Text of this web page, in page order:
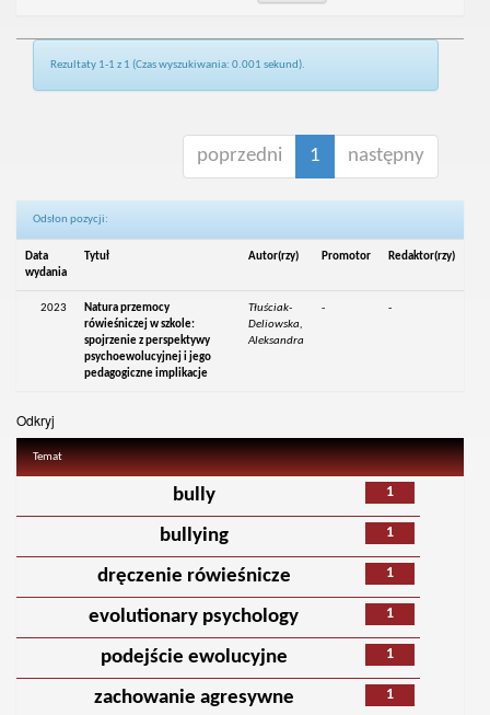
Rezultaty 1-1 z 1 (Czas wyszukiwania: 0.001 sekund).
poprzedni 1 następny
Odsłon pozycji:
Data
wydania
Tytuł Autor(rzy) Promotor Redaktor(rzy)
2023
Natura przemocy
rówieśniczej w szkole:
spojrzenie z perspektywy
psychoewolucyjnej i jego
pedagogiczne implikacje
Tłuściak-
Deliowska,
Aleksandra
- -
Odkryj
Temat
1
bully
1
bullying
1
dręczenie rówieśnicze
1
evolutionary psychology
1
podejście ewolucyjne
1
zachowanie agresywne